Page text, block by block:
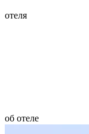
отеля
об отеле